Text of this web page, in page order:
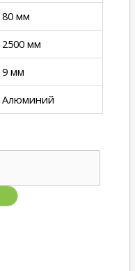
80 мм
2500 мм
9 мм
Алюминий